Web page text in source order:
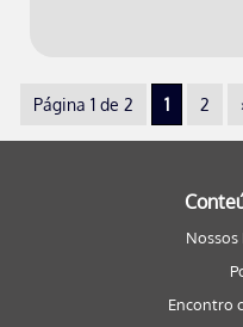
Página 1 de 2 1 2
Nossos
Encontro